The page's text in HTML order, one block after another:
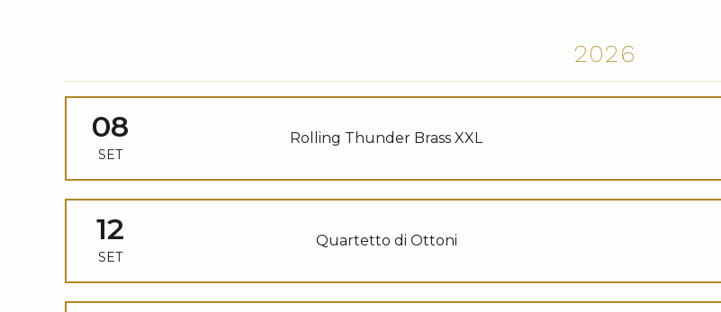
2026
08
SET
Rolling Thunder Brass XXL
12
SET
Quartetto di Ottoni